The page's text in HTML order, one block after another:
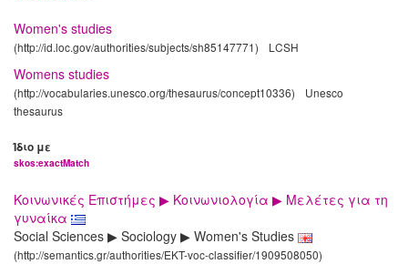
Women's studies
(http://id.loc.gov/authorities/subjects/sh85147771) LCSH
Womens studies
(http://vocabularies.unesco.org/thesaurus/concept10336)
Unesco
thesaurus
Ίδιο με
skos:exactMatch
Κοινωνικές Επιστήμες ▶ Κοινωνιολογία ▶ Μελέτες για τη
γυναίκα
Social Sciences ▶ Sociology ▶ Women's Studies
(http://semantics.gr/authorities/EKT-voc-classifier/1909508050)